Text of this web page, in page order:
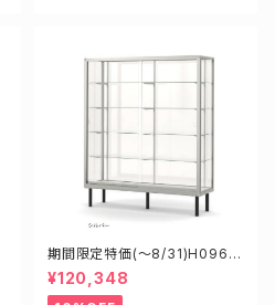
期間限定特価(～8/31)H0960
8S W900D600H1800mm
新型業務用ガラスケース ショー
¥120,348